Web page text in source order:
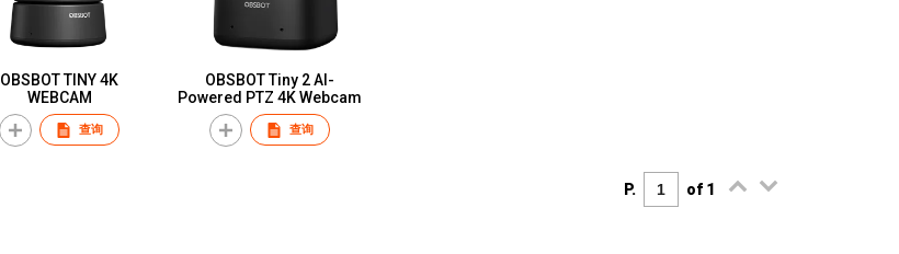
OBSBOT TINY 4K
WEBCAM
查询
OBSBOT Tiny 2 AI-
Powered PTZ 4K Webcam
查询
P. of 1